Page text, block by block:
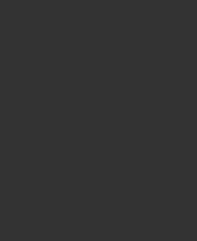
INDEX
Accreditati